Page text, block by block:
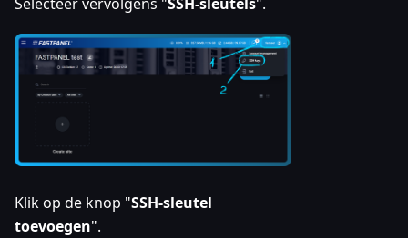
Klik op de knop "SSH-sleutel
toevoegen".